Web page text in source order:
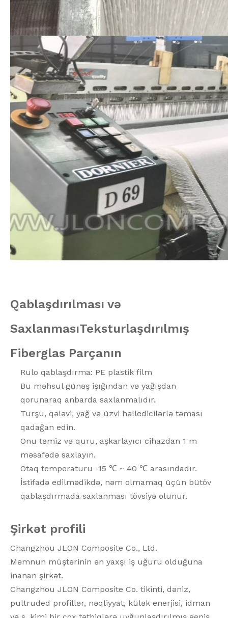
Qablaşdırılması və
SaxlanmasıTeksturlaşdırılmış
Fiberglas Parçanın
Rulo qablaşdırma: PE plastik film
Bu məhsul günəş işığından və yağışdan
qorunaraq anbarda saxlanmalıdır.
Turşu, qələvi, yağ və üzvi həlledicilərlə təması
qadağan edin.
Onu təmiz və quru, aşkarlayıcı cihazdan 1 m
məsafədə saxlayın.
Otaq temperaturu -15 ℃ ~ 40 ℃ arasındadır.
İstifadə edilmədikdə, nəm olmamaq üçün bütöv
qablaşdırmada saxlanması tövsiyə olunur.
Şirkət profili
Changzhou JLON Composite Co., Ltd.
Məmnun müştərinin ən yaxşı iş uğuru olduğuna
inanan şirkət.
Changzhou JLON Composite Co. tikinti, dəniz,
pultruded profillər, nəqliyyat, külək enerjisi, idman